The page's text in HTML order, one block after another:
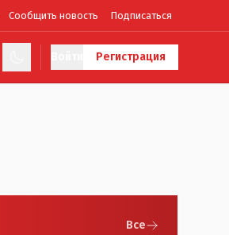
Сообщить новость Подписаться
Регистрация
Все